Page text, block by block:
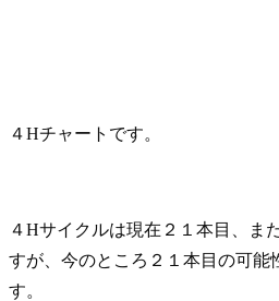
４Hチャートです。
４Hサイクルは現在２１本目、ま
すが、今のところ２１本目の可能
す。